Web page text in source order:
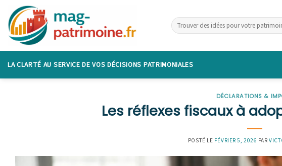
content
LA CLARTÉ AU SERVICE DE VOS DÉCISIONS PATRIMONIALES
DÉCLARATIONS &
Les réflexes fiscaux à
POSTÉ LE FÉVRIER 5, 2026 PAR